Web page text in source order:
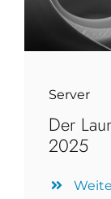
Server
Der
2025